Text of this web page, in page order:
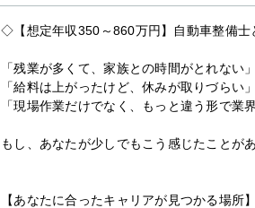
◇【想定年収350～860万円】自動車整備士
「残業が多くて、家族との時間がとれない」
「給料は上がったけど、休みが取りづらい」
「現場作業だけでなく、もっと違う形で業
もし、あなたが少しでもこう感じたことが
【あなたに合ったキャリアが見つかる場所】